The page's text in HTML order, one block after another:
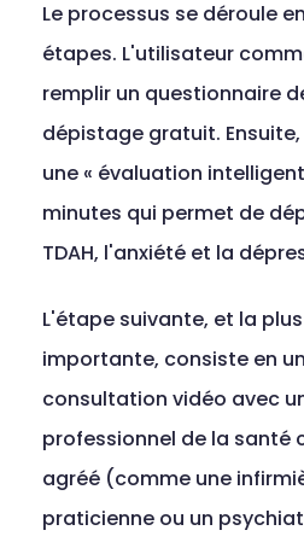
Le processus se déroule
étapes. L'utilisateur
remplir un questionnaire
dépistage gratuit.
une « évaluation
minutes qui permet de
TDAH, l'anxiété et la
L'étape suivante, et la plus
importante, consiste en
consultation vidéo avec
professionnel de la santé
agréé (comme une
praticienne ou un